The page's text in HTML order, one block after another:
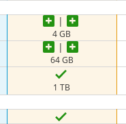
4 GB
64 GB
1 TB